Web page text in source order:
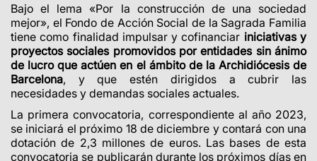
Bajo el lema «Por la construcción de una sociedad
mejor», el Fondo de Acción Social de la Sagrada Familia
tiene como finalidad impulsar y cofinanciar iniciativas y
proyectos sociales promovidos por entidades sin ánimo
de lucro que actúen en el ámbito de la Archidiócesis de
Barcelona, y que estén dirigidos a cubrir las
necesidades y demandas sociales actuales.
La primera convocatoria, correspondiente al año 2023,
se iniciará el próximo 18 de diciembre y contará con una
dotación de 2,3 millones de euros. Las bases de esta
convocatoria se publicarán durante los próximos días en